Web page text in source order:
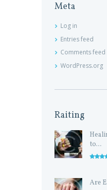
Meta
Log in
Entries feed
Comments feed
WordPress.org
Raiting
to...
Are